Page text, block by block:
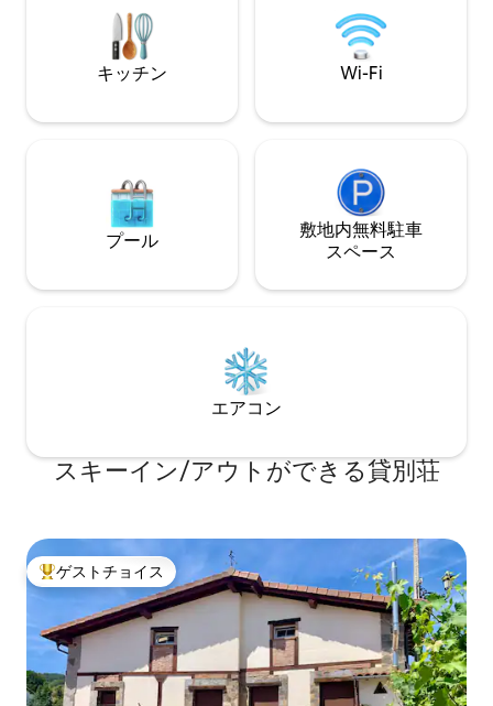
の景色を見渡せるバルコニーがありま
す。リビングには快適なソファとアーム
チェアが備えられており、自然を探索し
た一日の後にくつろぐのに最適です。
炉をお楽しみいただけま
とセゴビアから1
キッチン Wi-Fi
プール
敷地内無料駐⁠車
ス⁠ペ⁠ー⁠ス
エアコン
スキーイン/アウトができる貸別荘
大好評のゲストチョイスです。
ゲストチョイス